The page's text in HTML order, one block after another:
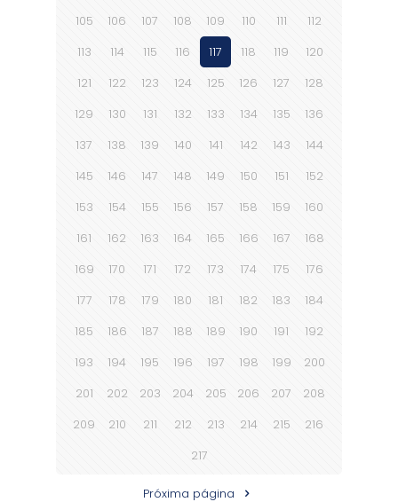
105
106 107 108 109 110 111
112
113
114 115 116 117 118 119
120
121
122 123 124 125 126 127
128
129
130 131 132 133 134 135
136
137
138 139 140 141 142 143
144
145
146 147 148 149 150 151
152
153
154 155 156 157 158 159
160
161
162 163 164 165 166 167
168
169
170 171 172 173 174 175
176
177
178 179 180 181 182 183
184
185
186 187 188 189 190 191
192
193
194 195 196 197 198 199
200
201
202 203 204 205 206 207
208
209
210 211 212 213 214 215
216
217
Próxima página